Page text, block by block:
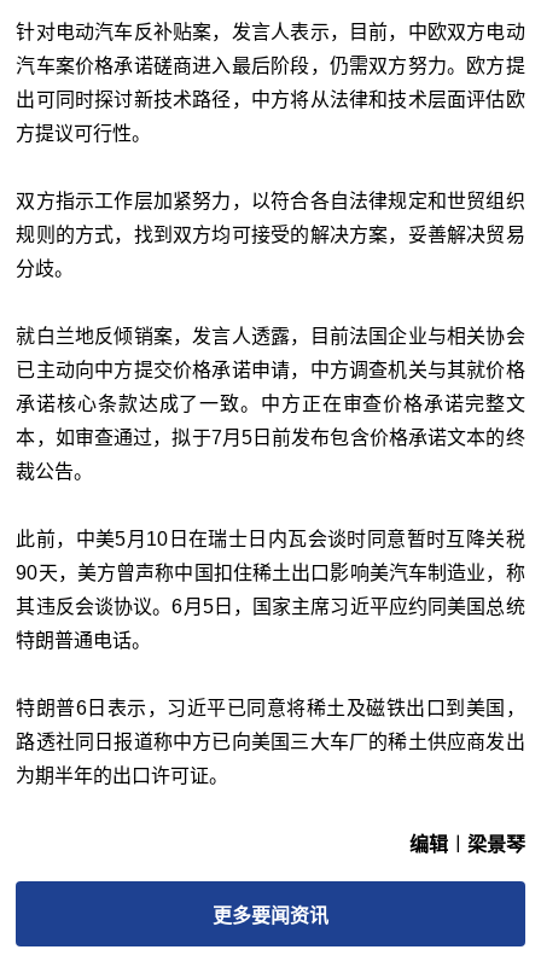
针对电动汽车反补贴案，发言人表示，目前，中欧双方电动
汽车案价格承诺磋商进入最后阶段，仍需双方努力。欧方提
出可同时探讨新技术路径，中方将从法律和技术层面评估欧
方提议可行性。
双方指示工作层加紧努力，以符合各自法律规定和世贸组织
规则的方式，找到双方均可接受的解决方案，妥善解决贸易
分歧。
就白兰地反倾销案，发言人透露，目前法国企业与相关协会
已主动向中方提交价格承诺申请，中方调查机关与其就价格
承诺核心条款达成了一致。中方正在审查价格承诺完整文
本，如审查通过，拟于7月5日前发布包含价格承诺文本的终
裁公告。
此前，中美5月10日在瑞士日内瓦会谈时同意暂时互降关税
90天，美方曾声称中国扣住稀土出口影响美汽车制造业，称
其违反会谈协议。6月5日，国家主席习近平应约同美国总统
特朗普通电话。
特朗普6日表示，习近平已同意将稀土及磁铁出口到美国，
路透社同日报道称中方已向美国三大车厂的稀土供应商发出
为期半年的出口许可证。
编辑︱梁景琴
更多要闻资讯